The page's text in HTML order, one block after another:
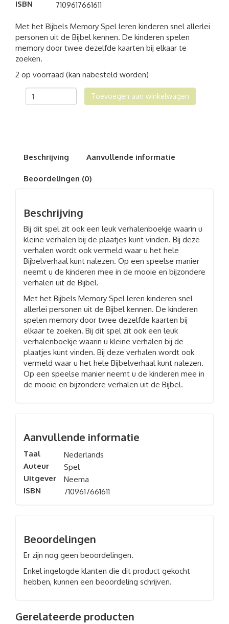
ISBN
7109617661611
Met het Bijbels Memory Spel leren kinderen snel allerlei
personen uit de Bijbel kennen. De kinderen spelen
memory door twee dezelfde kaarten bij elkaar te
zoeken.
2 op voorraad (kan nabesteld worden)
Bijbels
memoryspel
Toevoegen aan winkelwagen
Beschrijving Aanvullende informatie
Beoordelingen (0)
Beschrijving
Bij dit spel zit ook een leuk verhalenboekje waarin u
kleine verhalen bij de plaatjes kunt vinden. Bij deze
verhalen wordt ook vermeld waar u het hele
Bijbelverhaal kunt nalezen. Op een speelse manier
neemt u de kinderen mee in de mooie en bijzondere
verhalen uit de Bijbel.
Met het Bijbels Memory Spel leren kinderen snel
allerlei personen uit de Bijbel kennen. De kinderen
spelen memory door twee dezelfde kaarten bij
elkaar te zoeken. Bij dit spel zit ook een leuk
verhalenboekje waarin u kleine verhalen bij de
plaatjes kunt vinden. Bij deze verhalen wordt ook
vermeld waar u het hele Bijbelverhaal kunt nalezen.
Op een speelse manier neemt u de kinderen mee in
de mooie en bijzondere verhalen uit de Bijbel.
Aanvullende informatie
Taal
Nederlands
Auteur
Spel
Uitgever
Neema
ISBN
7109617661611
Beoordelingen
Er zijn nog geen beoordelingen.
Enkel ingelogde klanten die dit product gekocht
hebben, kunnen een beoordeling schrijven.
Gerelateerde producten